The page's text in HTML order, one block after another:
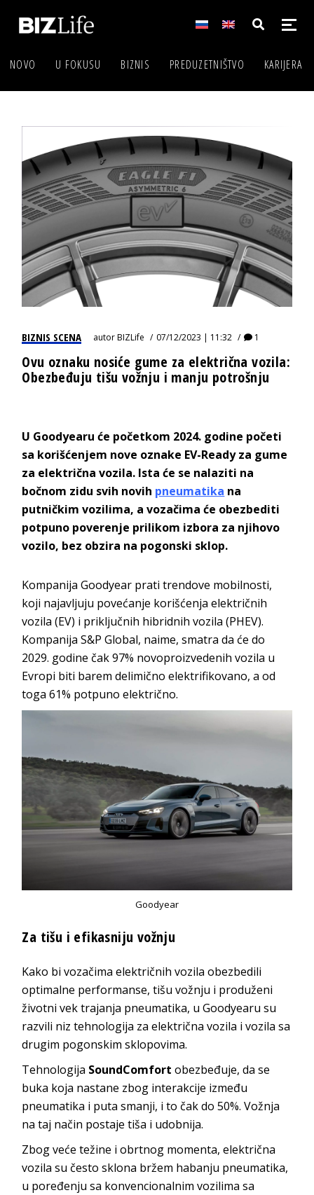
NOVO U FOKUSU BIZNIS PREDUZETNIŠTVO KARIJERA
BIZNIS SCENA autorBIZLife 07/12/2023 | 11:32 1
Ovu oznaku nosiće gume za električna vozila:
Obezbeđuju tišu vožnju i manju potrošnju
U Goodyearu će početkom 2024. godine početi
sa korišćenjem nove oznake EV-Ready za gume
za električna vozila. Ista će se nalaziti na
bočnom zidu svih novih pneumatika na
putničkim vozilima, a vozačima će obezbediti
potpuno poverenje prilikom izbora za njihovo
vozilo, bez obzira na pogonski sklop.
Kompanija Goodyear prati trendove mobilnosti,
koji najavljuju povećanje korišćenja električnih
vozila (EV) i priključnih hibridnih vozila (PHEV).
Kompanija S&P Global, naime, smatra da će do
2029. godine čak 97% novoproizvedenih vozila u
Evropi biti barem delimično elektrifikovano, a od
toga 61% potpuno električno.
Goodyear
Za tišu i efikasniju vožnju
Kako bi vozačima električnih vozila obezbedili
optimalne performanse, tišu vožnju i produženi
životni vek trajanja pneumatika, u Goodyearu su
razvili niz tehnologija za električna vozila i vozila sa
drugim pogonskim sklopovima.
Tehnologija SoundComfort obezbeđuje, da se
buka koja nastane zbog interakcije između
pneumatika i puta smanji, i to čak do 50%. Vožnja
na taj način postaje tiša i udobnija.
Zbog veće težine i obrtnog momenta, električna
vozila su često sklona bržem habanju pneumatika,
u poređenju sa konvencionalnim vozilima sa